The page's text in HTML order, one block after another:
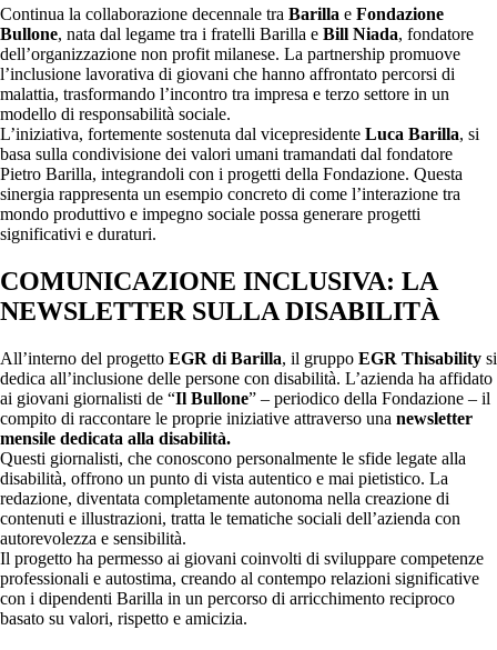
Continua la collaborazione decennale tra Barilla e Fondazione
Bullone, nata dal legame tra i fratelli Barilla e Bill Niada, fondatore
dell’organizzazione non profit milanese. La partnership promuove
l’inclusione lavorativa di giovani che hanno affrontato percorsi di
malattia, trasformando l’incontro tra impresa e terzo settore in un
modello di responsabilità sociale.
L’iniziativa, fortemente sostenuta dal vicepresidente Luca Barilla, si
basa sulla condivisione dei valori umani tramandati dal fondatore
Pietro Barilla, integrandoli con i progetti della Fondazione. Questa
sinergia rappresenta un esempio concreto di come l’interazione tra
mondo produttivo e impegno sociale possa generare progetti
significativi e duraturi.
COMUNICAZIONE INCLUSIVA: LA
NEWSLETTER SULLA DISABILITÀ
All’interno del progetto EGR di Barilla, il gruppo EGR Thisability si
dedica all’inclusione delle persone con disabilità. L’azienda ha affidato
ai giovani giornalisti de “Il Bullone” – periodico della Fondazione – il
compito di raccontare le proprie iniziative attraverso una newsletter
mensile dedicata alla disabilità.
Questi giornalisti, che conoscono personalmente le sfide legate alla
disabilità, offrono un punto di vista autentico e mai pietistico. La
redazione, diventata completamente autonoma nella creazione di
contenuti e illustrazioni, tratta le tematiche sociali dell’azienda con
autorevolezza e sensibilità.
Il progetto ha permesso ai giovani coinvolti di sviluppare competenze
professionali e autostima, creando al contempo relazioni significative
con i dipendenti Barilla in un percorso di arricchimento reciproco
basato su valori, rispetto e amicizia.